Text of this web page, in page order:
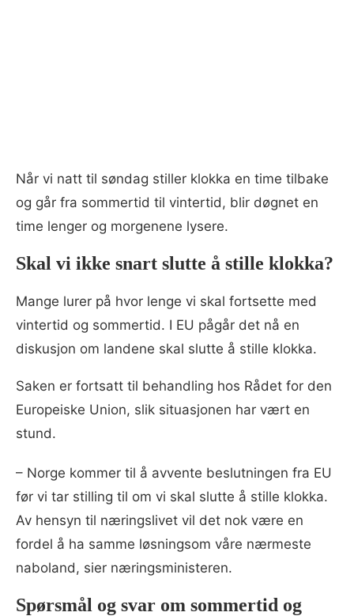
Når vi natt til søndag stiller klokka en time tilbake
og går fra sommertid til vintertid, blir døgnet en
time lenger og morgenene lysere.
Skal vi ikke snart slutte å stille klokka?
Mange lurer på hvor lenge vi skal fortsette med
vintertid og sommertid. I EU pågår det nå en
diskusjon om landene skal slutte å stille klokka.
Saken er fortsatt til behandling hos Rådet for den
Europeiske Union, slik situasjonen har vært en
stund.
– Norge kommer til å avvente beslutningen fra EU
før vi tar stilling til om vi skal slutte å stille klokka.
Av hensyn til næringslivet vil det nok være en
fordel å ha samme løsningsom våre nærmeste
naboland, sier næringsministeren.
Spørsmål og svar om sommertid og